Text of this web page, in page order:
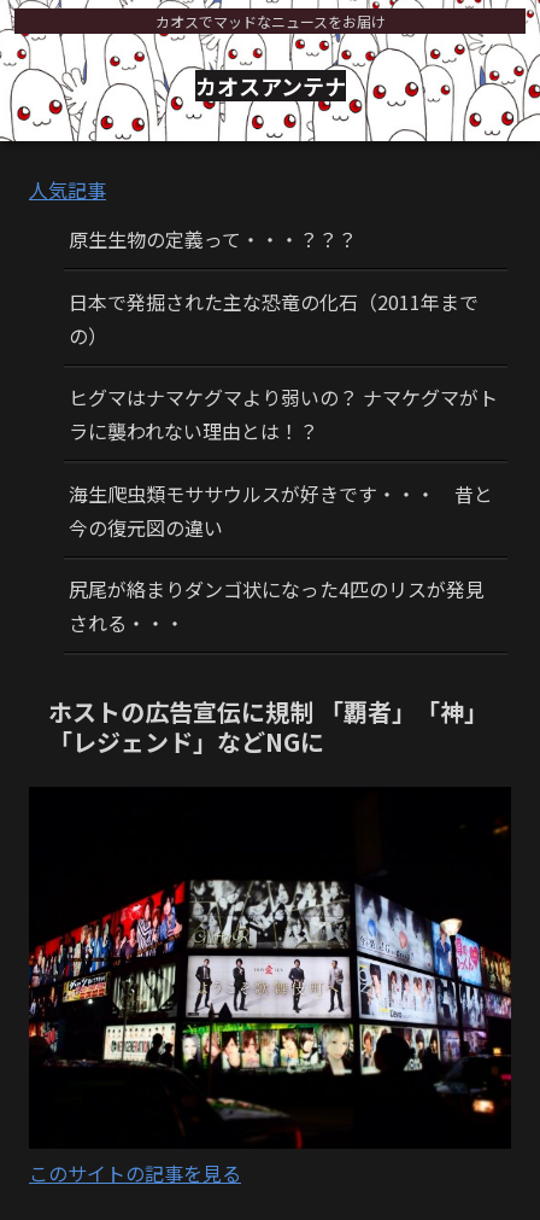
カオスでマッドなニュースをお届け
カオスアンテナ
人気記事
原生生物の定義って・・・？？？
日本で発掘された主な恐竜の化石（2011年まで
の）
ヒグマはナマケグマより弱いの？ ナマケグマがト
ラに襲われない理由とは！？
海生爬虫類モササウルスが好きです・・・ 昔と
今の復元図の違い
尻尾が絡まりダンゴ状になった4匹のリスが発見
される・・・
ホストの広告宣伝に規制 「覇者」「神」
「レジェンド」などNGに
このサイトの記事を見る